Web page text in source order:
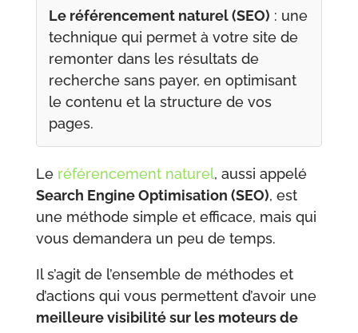
Le référencement naturel (SEO) : une
technique qui permet à votre site de
remonter dans les résultats de
recherche sans payer, en optimisant
le contenu et la structure de vos
pages.
Le référencement naturel, aussi appelé
Search Engine Optimisation (SEO), est
une méthode simple et efficace, mais qui
vous demandera un peu de temps.
Il s’agit de l’ensemble de méthodes et
d’actions qui vous permettent d’avoir une
meilleure visibilité sur les moteurs de